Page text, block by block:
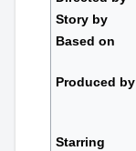
Story by
Based on
Produced by
Starring